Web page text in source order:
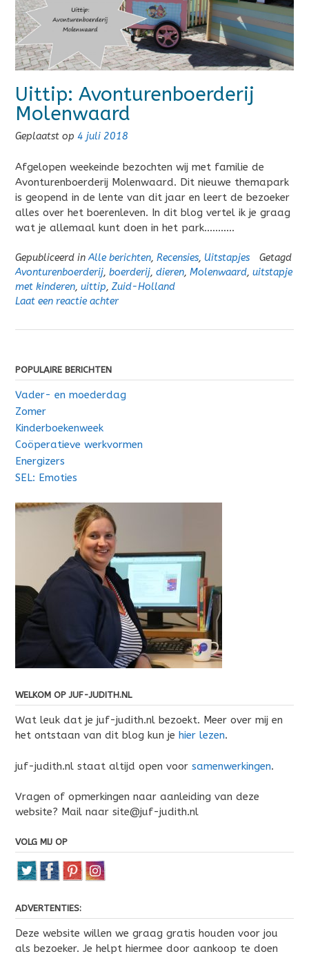
Uittip: Avonturenboerderij
Molenwaard
Geplaatst op 4 juli 2018
Afgelopen weekeinde bezochten wij met familie de
Avonturenboerderij Molenwaard. Dit nieuwe themapark
is geopend in de lente van dit jaar en leert de bezoeker
alles over het boerenleven. In dit blog vertel ik je graag
wat je allemaal kunt doen in het park………..
Gepubliceerd inAlle berichten, Recensies, Uitstapjes
Getagd
Avonturenboerderij, boerderij, dieren, Molenwaard, uitstapje
met kinderen, uittip, Zuid-Holland
Laat een reactie achter
POPULAIRE BERICHTEN
Vader- en moederdag
Zomer
Kinderboekenweek
Coöperatieve werkvormen
Energizers
SEL: Emoties
WELKOM OP JUF-JUDITH.NL
Wat leuk dat je juf-judith.nl bezoekt. Meer over mij en
het ontstaan van dit blog kun je hier lezen.
juf-judith.nl staat altijd open voor samenwerkingen.
Vragen of opmerkingen naar aanleiding van deze
website? Mail naar site@juf-judith.nl
VOLG MIJ OP
ADVERTENTIES:
Deze website willen we graag gratis houden voor jou
als bezoeker. Je helpt hiermee door aankoop te doen